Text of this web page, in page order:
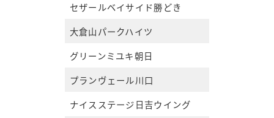
セザールベイサイド勝どき
大倉山パークハイツ
グリーンミユキ朝日
プランヴェール川口
ナイスステージ日吉ウイング